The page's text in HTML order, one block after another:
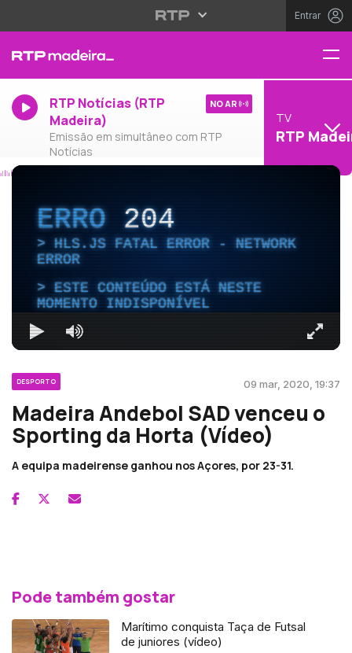
Entrar
RTP Notícias (RTP
Madeira)
Emissão em simultâneo com RTP
Notícias
NO AR
TV
RTP
ERRO204
HLS.JS FATAL ERROR - NETWORK
ERROR
ESTE CONTEÚDO ESTÁ NESTE
MOMENTO INDISPONÍVEL
DESPORTO 09 mar, 2020, 19:37
Madeira Andebol SAD venceu o
Sporting da Horta (Vídeo)
A equipa madeirense ganhou nos Açores, por 23-31.
Pode também gostar
Marítimo conquista Taça de Futsal
de juniores (vídeo)